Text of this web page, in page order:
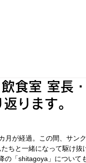
食室 室長
ります。
月が経過。この間、サン
ちと一緒になって駆け
「shitagoya」について